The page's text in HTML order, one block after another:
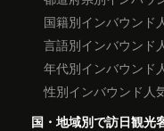
国籍別インバウンド
言語別インバウンド
年代別インバウンド
性別インバウンド人
国・地域別で訪日観光